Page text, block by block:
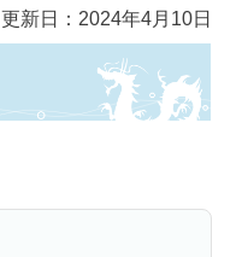
更新日：2024年4月10日